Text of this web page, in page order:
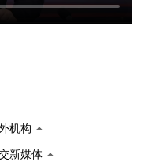
机构
新媒体